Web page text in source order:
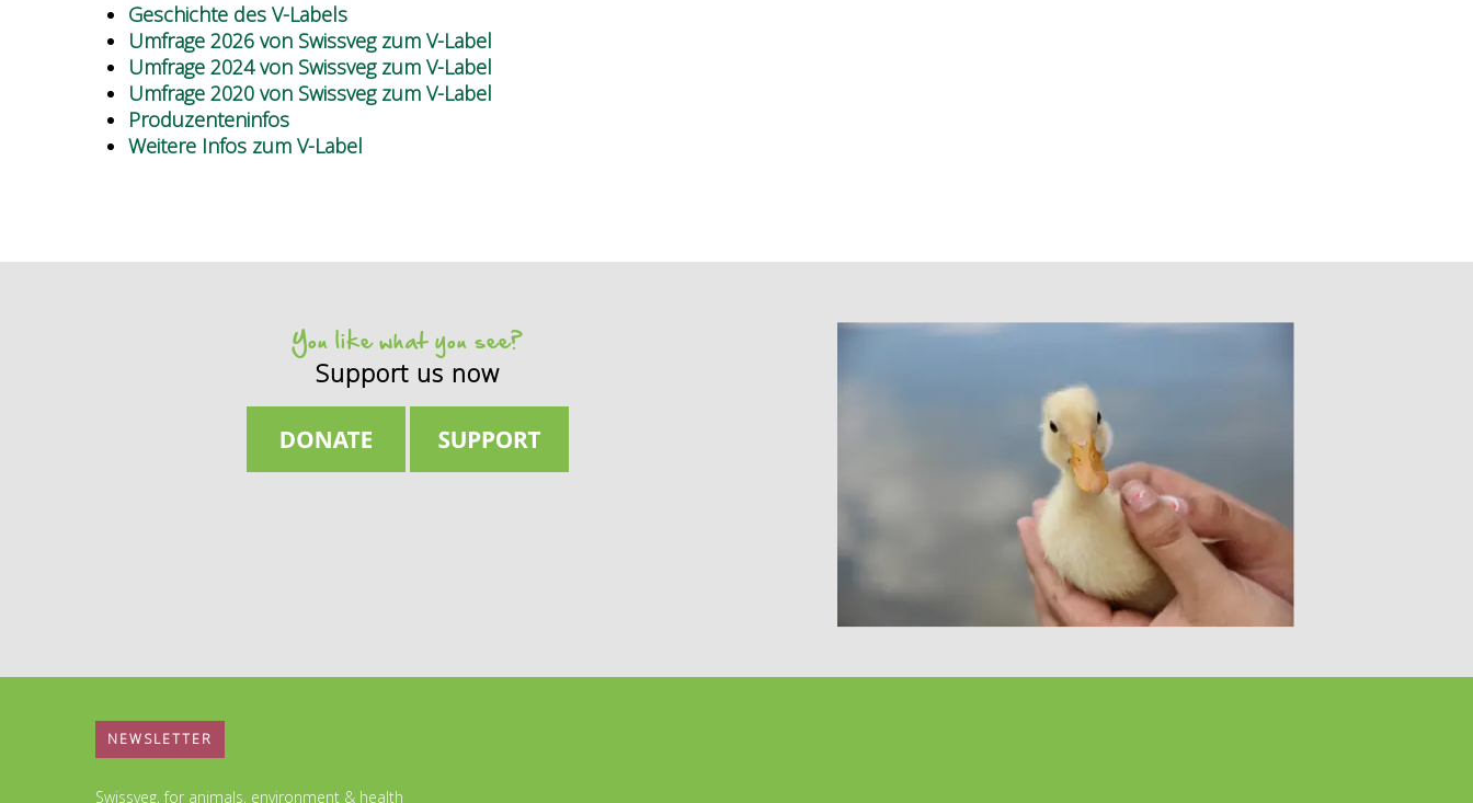
Geschichte des V-Labels
Umfrage 2026 von Swissveg zum V-Label
Umfrage 2024 von Swissveg zum V-Label
Umfrage 2020 von Swissveg zum V-Label
Produzenteninfos
Weitere Infos zum V-Label
You like what you see?
Support us now
NEWSLETTER
Swissveg, for animals, environment & health